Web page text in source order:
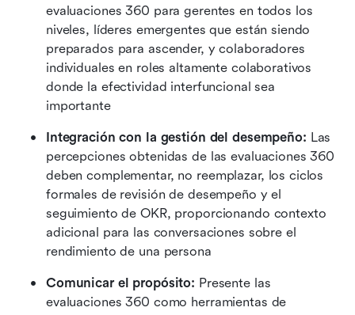
evaluaciones 360 para gerentes en todos los
niveles, líderes emergentes que están siendo
preparados para ascender, y colaboradores
individuales en roles altamente colaborativos
donde la efectividad interfuncional sea
importante
Integración con la gestión del desempeño: Las
percepciones obtenidas de las evaluaciones 360
deben complementar, no reemplazar, los ciclos
formales de revisión de desempeño y el
seguimiento de OKR, proporcionando contexto
adicional para las conversaciones sobre el
rendimiento de una persona
Comunicar el propósito: Presente las
evaluaciones 360 como herramientas de